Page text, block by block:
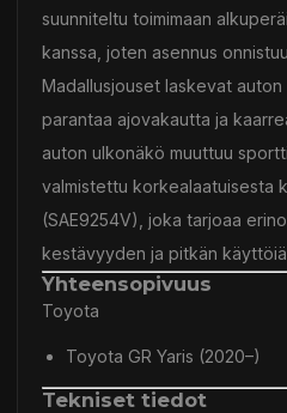
suunniteltu toimimaan
kanssa, joten asennus
Madallusjouset laskevat
parantaa ajovakautta ja
auton ulkonäkö muuttuu
valmistettu korkealaatuisesta
(SAE9254V), joka tarjoaa
kestävyyden ja pitkän
Yhteensopivuus
Toyota
Toyota GR Yaris (2020–)
Tekniset tiedot